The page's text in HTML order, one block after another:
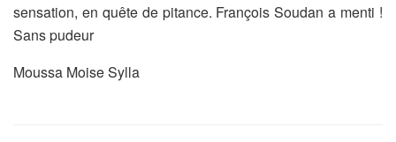
sensation, en quête de pitance. François Soudan a menti !
Sans pudeur
Moussa Moise Sylla